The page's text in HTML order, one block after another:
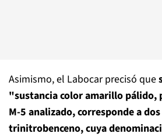
Asimismo, el Labocar precisó que
"sustancia color amarillo pálido,
M-5 analizado, corresponde a
trinitrobenceno, cuya